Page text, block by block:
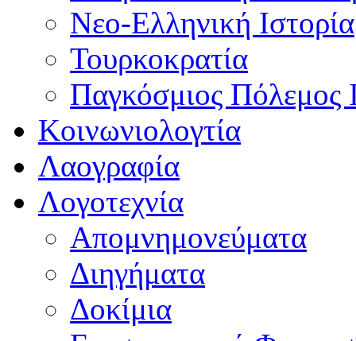
Νεο-Ελληνική Ιστορία
Τουρκοκρατία
Παγκόσμιος Πόλεμος
Κοινωνιολογτία
Λαογραφία
Λογοτεχνία
Απομνημονεύματα
Διηγήματα
Δοκίμια